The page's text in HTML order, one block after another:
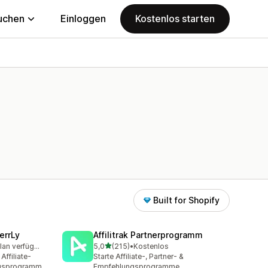
Einloggen Kostenlos starten
Built for Shopify
Kostenloser Plan verfügbar
Affiliate-
Affilitrak Partnerprogramm
5,0von 5 Sternen
(215)
215 Rezensionen insgesamt
•Kostenlos
Starte Affiliate-, Partner- &